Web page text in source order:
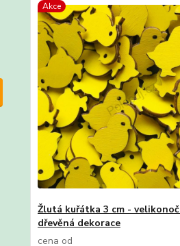
Akce
Žlutá kuřátka 3 cm -
dřevěná dekorace
cena od